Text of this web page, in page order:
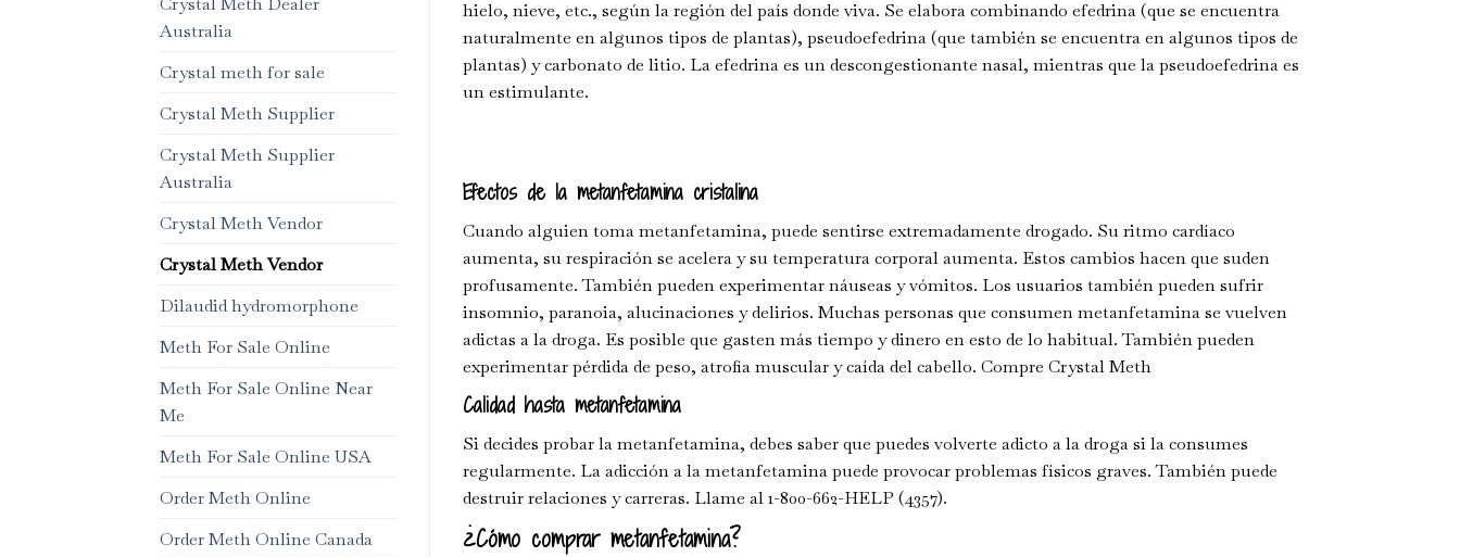
Australia
Crystal meth for sale
Crystal Meth Supplier
Crystal Meth Supplier
Australia
Crystal Meth Vendor
Crystal Meth Vendor
Dilaudid hydromorphone
Meth For Sale Online
Meth For Sale Online Near
Me
Meth For Sale Online USA
Order Meth Online
Order Meth Online Canada
hielo, nieve, etc., según la región del país donde viva. Se elabora combinando efedrina (que se encuentra
naturalmente en algunos tipos de plantas), pseudoefedrina (que también se encuentra en algunos tipos de
plantas) y carbonato de litio. La efedrina es un descongestionante nasal, mientras que la pseudoefedrina es
un estimulante.
Efectos de la metanfetamina cristalina
Cuando alguien toma metanfetamina, puede sentirse extremadamente drogado. Su ritmo cardíaco
aumenta, su respiración se acelera y su temperatura corporal aumenta. Estos cambios hacen que suden
profusamente. También pueden experimentar náuseas y vómitos. Los usuarios también pueden sufrir
insomnio, paranoia, alucinaciones y delirios. Muchas personas que consumen metanfetamina se vuelven
adictas a la droga. Es posible que gasten más tiempo y dinero en esto de lo habitual. También pueden
experimentar pérdida de peso, atrofia muscular y caída del cabello. Compre Crystal Meth
Calidad hasta metanfetamina
Si decides probar la metanfetamina, debes saber que puedes volverte adicto a la droga si la consumes
regularmente. La adicción a la metanfetamina puede provocar problemas físicos graves. También puede
destruir relaciones y carreras. Llame al 1-800-662-HELP (4357).
¿Cómo comprar metanfetamina?